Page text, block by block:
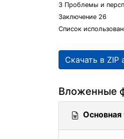
3 Проблемы и
Заключение 26
Список
Скачать в ZIP
Вложенные
Основная